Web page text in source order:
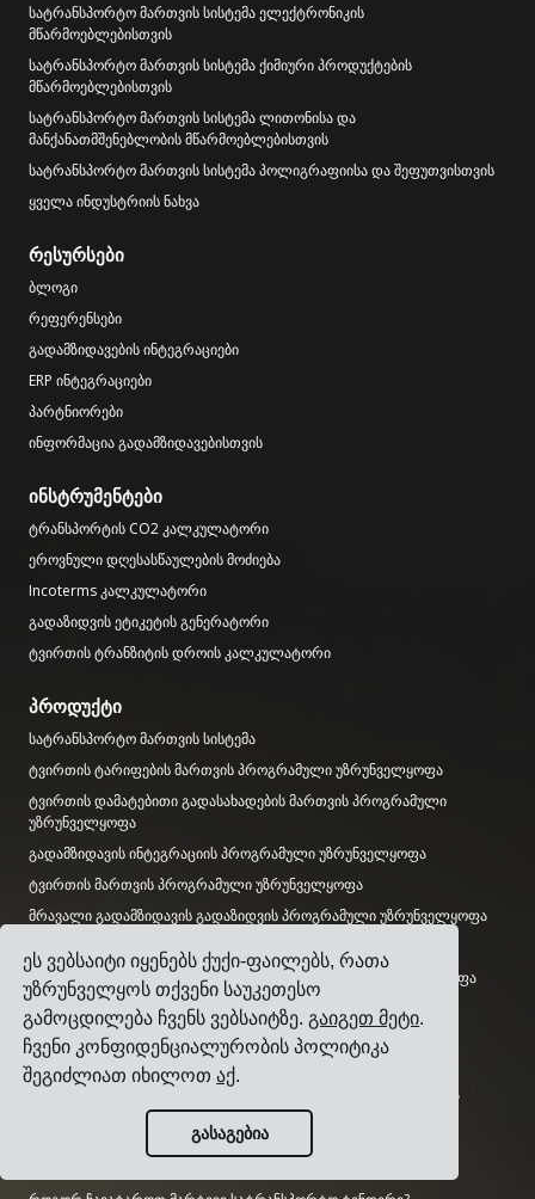
ეს ვებსაიტი იყენებს ქუქი-ფაილებს, რათა
უზრუნველყოს თქვენი საუკეთესო
გამოცდილება ჩვენს ვებსაიტზე. გაიგეთ მეტი.
ჩვენი კონფიდენციალურობის პოლიტიკა
შეგიძლიათ იხილოთაქ.
გასაგებია
სატრანსპორტო მართვის სისტემა ელექტრონიკის
მწარმოებლებისთვის
სატრანსპორტო მართვის სისტემა ქიმიური პროდუქტების
მწარმოებლებისთვის
სატრანსპორტო მართვის სისტემა ლითონისა და
მანქანათმშენებლობის მწარმოებლებისთვის
სატრანსპორტო მართვის სისტემა პოლიგრაფიისა და შეფუთვისთვის
ყველა ინდუსტრიის ნახვა
რესურსები
ბლოგი
რეფერენსები
გადამზიდავების ინტეგრაციები
ERP ინტეგრაციები
პარტნიორები
ინფორმაცია გადამზიდავებისთვის
ინსტრუმენტები
ტრანსპორტის CO2 კალკულატორი
ეროვნული დღესასწაულების მოძიება
Incoterms კალკულატორი
გადაზიდვის ეტიკეტის გენერატორი
ტვირთის ტრანზიტის დროის კალკულატორი
პროდუქტი
სატრანსპორტო მართვის სისტემა
ტვირთის ტარიფების მართვის პროგრამული უზრუნველყოფა
ტვირთის დამატებითი გადასახადების მართვის პროგრამული
უზრუნველყოფა
გადამზიდავის ინტეგრაციის პროგრამული უზრუნველყოფა
ტვირთის მართვის პროგრამული უზრუნველყოფა
მრავალი გადამზიდავის გადაზიდვის პროგრამული უზრუნველყოფა
მრავალი გადამზიდავის ტვირთის გადაზიდვის API
სატვირთო ტერმინალის დაგეგმვის პროგრამული უზრუნველყოფა
ლოგისტიკის დეპარტამენტის პროგრამული უზრუნველყოფა
გზამკვლევები
ტოპ 17 სატრანსპორტო მართვის პროგრამული უზრუნველყოფა
ტვირთგამგზავნებისთვის
როგორ შევარჩიოთ მრავალი გადამზიდავის გადაზიდვის